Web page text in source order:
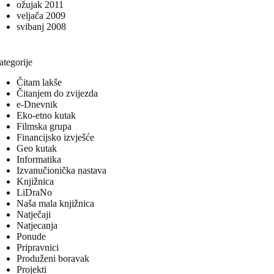
ožujak 2011
veljača 2009
svibanj 2008
Čitam lakše
Čitanjem do zvijezda
e-Dnevnik
Eko-etno kutak
Filmska grupa
Financijsko izvješće
Geo kutak
Informatika
Izvanučionička nastava
Knjižnica
LiDraNo
Naša mala knjižnica
Natječaji
Natjecanja
Ponude
Pripravnici
Produženi boravak
Projekti